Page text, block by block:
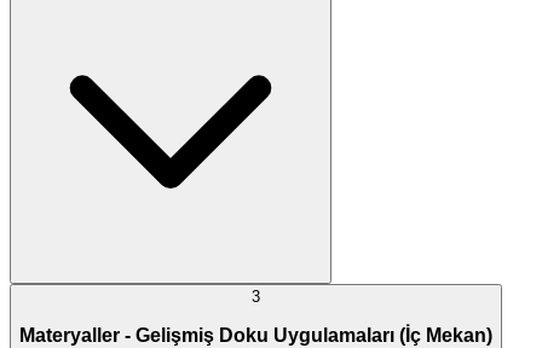
3
Materyaller - Gelişmiş Doku Uygulamaları (İç Mekan)